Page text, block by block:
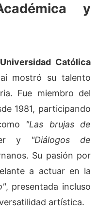
y
Universidad Católica
mostró su talento
Fue miembro del
1981, participando
"Las brujas de
y "Diálogos de
Su pasión por
a actuar en la
, presentada incluso
artística.